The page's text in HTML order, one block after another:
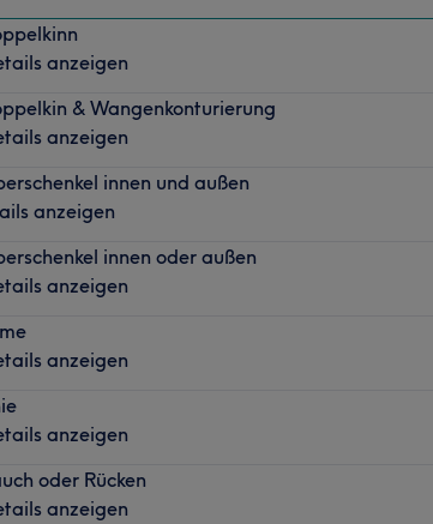
anzeigen
& Wangenkonturierung
anzeigen
innen und außen
anzeigen
innen oder außen
anzeigen
anzeigen
anzeigen
oder Rücken
anzeigen